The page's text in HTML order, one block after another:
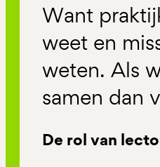
Want
weet en
weten. Als
samen dan
De rol van